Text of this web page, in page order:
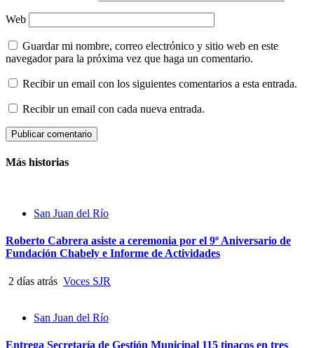
Web
Guardar mi nombre, correo electrónico y sitio web en este
navegador para la próxima vez que haga un comentario.
Recibir un email con los siguientes comentarios a esta entrada.
Recibir un email con cada nueva entrada.
Más historias
San Juan del Río
Roberto Cabrera asiste a ceremonia por el 9º Aniversario de
Fundación Chabely e Informe de Actividades
2 días atrás Voces SJR
San Juan del Río
Entrega Secretaría de Gestión Municipal 115 tinacos en tres